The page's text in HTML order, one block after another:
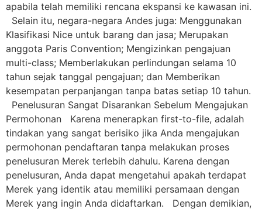
apabila telah memiliki rencana ekspansi ke kawasan ini.
Selain itu, negara-negara Andes juga: Menggunakan
Klasifikasi Nice untuk barang dan jasa; Merupakan
anggota Paris Convention; Mengizinkan pengajuan
multi-class; Memberlakukan perlindungan selama 10
tahun sejak tanggal pengajuan; dan Memberikan
kesempatan perpanjangan tanpa batas setiap 10 tahun.
Penelusuran Sangat Disarankan Sebelum Mengajukan
Permohonan Karena menerapkan first-to-file, adalah
tindakan yang sangat berisiko jika Anda mengajukan
permohonan pendaftaran tanpa melakukan proses
penelusuran Merek terlebih dahulu. Karena dengan
penelusuran, Anda dapat mengetahui apakah terdapat
Merek yang identik atau memiliki persamaan dengan
Merek yang ingin Anda didaftarkan. Dengan demikian,